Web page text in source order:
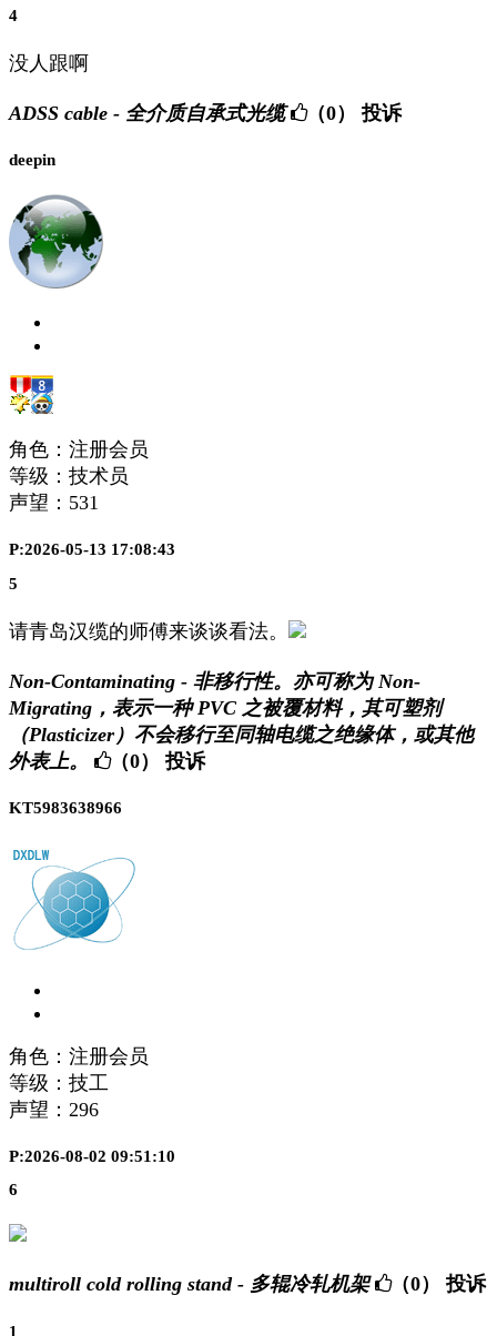
4
没人跟啊
ADSS cable - 全介质自承式光缆 （0） 投诉
deepin
角色：注册会员
等级：技术员
声望： 531
P:2026-05-13 17:08:43
5
请青岛汉缆的师傅来谈谈看法。
Non-Contaminating - 非移行性。亦可称为 Non-
Migrating，表示一种 PVC 之被覆材料，其可塑剂
（Plasticizer）不会移行至同轴电缆之绝缘体，或其他
外表上。
（0） 投诉
KT5983638966
角色：注册会员
等级：技工
声望： 296
P:2026-08-02 09:51:10
6
multiroll cold rolling stand - 多辊冷轧机架 （0） 投诉
1